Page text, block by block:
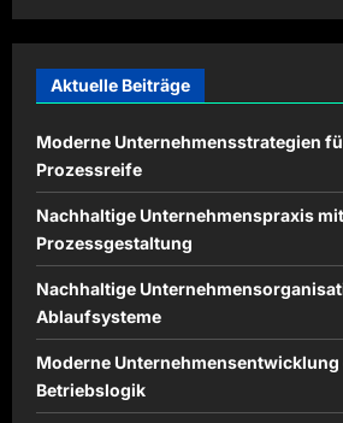
Aktuelle Beiträge
Moderne Unternehmensstrategien
Prozessreife
Nachhaltige Unternehmenspraxis
Prozessgestaltung
Nachhaltige
Ablaufsysteme
Moderne
Betriebslogik